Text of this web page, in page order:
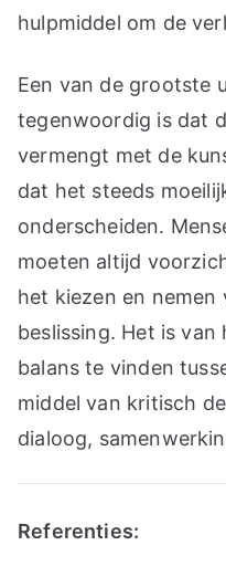
hulpmiddel om de
Een van de grootste
tegenwoordig is dat
vermengt met de
dat het steeds
onderscheiden.
moeten altijd
het kiezen en nemen
beslissing. Het is
balans te vinden
middel van kritisch
dialoog,
Referenties: